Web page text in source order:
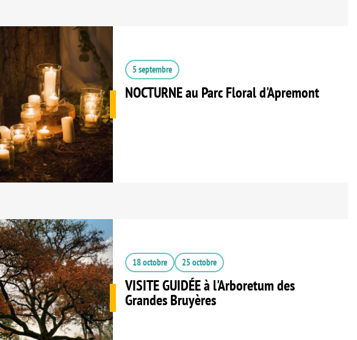
5 septembre
NOCTURNE au Parc Floral d'Apremont
18 octobre 25 octobre
VISITE GUIDÉE à l'Arboretum des
Grandes Bruyères